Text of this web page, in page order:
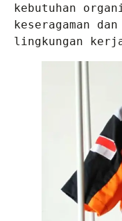
kebutuhan
keseragaman
lingkungan